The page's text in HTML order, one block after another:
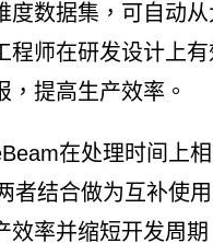
度数据集，可自动
程师在研发设计上
提高生产效率。
在处理时间上
者结合做为互补使
效率并缩短开发周